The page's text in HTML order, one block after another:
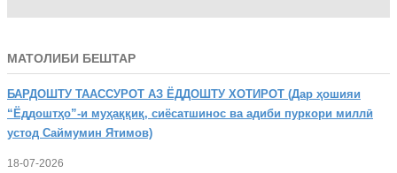
МАТОЛИБИ БЕШТАР
БАРДОШТУ ТААССУРОТ АЗ ЁДДОШТУ ХОТИРОТ (Дар ҳошияи
“Ёддоштҳо”-и муҳаққиқ, сиёсатшинос ва адиби пуркори миллӣ
устод Саймумин Ятимов)
18-07-2026